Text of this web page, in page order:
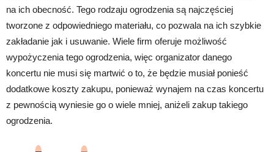
na ich obecność. Tego rodzaju ogrodzenia są najczęściej
tworzone z odpowiedniego materiału, co pozwala na ich szybkie
zakładanie jak i usuwanie. Wiele firm oferuje możliwość
wypożyczenia tego ogrodzenia, więc organizator danego
koncertu nie musi się martwić o to, że będzie musiał ponieść
dodatkowe koszty zakupu, ponieważ wynajem na czas koncertu
z pewnością wyniesie go o wiele mniej, aniżeli zakup takiego
ogrodzenia.